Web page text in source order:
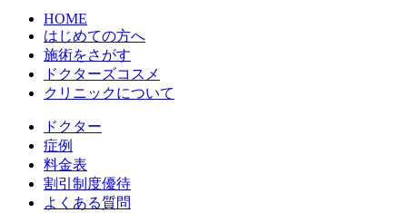
HOME
はじめての方へ
施術をさがす
ドクターズコスメ
クリニックについて
ドクター
症例
料金表
割引制度優待
よくある質問